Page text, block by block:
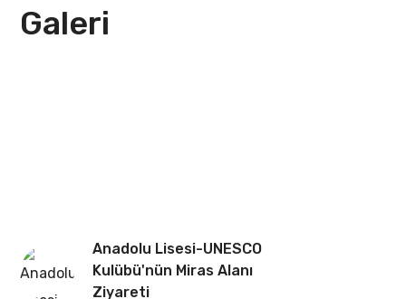
Galeri
Anadolu Lisesi-UNESCO
Kulübü'nün Miras Alanı
Ziyareti